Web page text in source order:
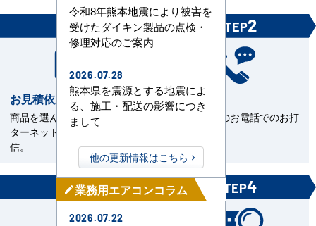
STEP1
お見積依頼
商品を選んで見積依頼をイン
ターネットまたはFAXで送
信。
STEP2
お打合せ
当社担当とのお電話でのお打
STEP3 STEP4
令和8年熊本地震により被害を
受けたダイキン製品の点検・
修理対応のご案内
2026.07.28
熊本県を震源とする地震によ
る、施工・配送の影響につき
まして
他の更新情報はこちら
mode_edit業務用エアコンコラム
2026.07.22